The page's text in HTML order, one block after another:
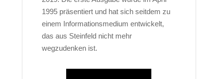
1995 präsentiert und hat sich seitdem zu
einem Informationsmedium entwickelt,
das aus Steinfeld nicht mehr
wegzudenken ist.